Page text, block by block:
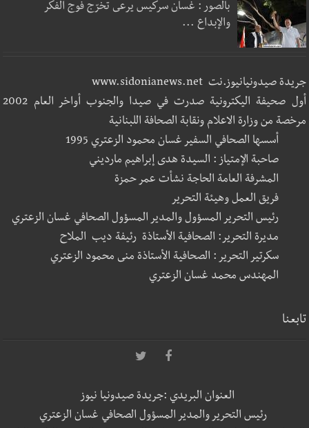
بالصور : غسان سركيس يرعى تخرّج فوج الفكر
والإبداع ...
جريدة صيدونيانيوز.نت www.sidonianews.net
أول صحيفة اليكترونية صدرت في صيدا والجنوب أواخر العام 2002
مرخصة من وزارة الاعلام ونقابة الصحافة اللبنانية
أسسها الصحافي السفير غسان محمود الزعتري 1995
صاحبة الإمتياز : السيدة هدى إبراهيم مارديني
المشرفة العامة الحاجة نشأت عمر حمزة
فريق العمل وهيئة التحرير
رئيس التحرير المسؤول والمدير المسؤول الصحافي غسان الزعتري
مديرة التحرير: الصحافية الأستاذة رئيفة ديب الملاح
سكرتير التحرير : الصحافية الأستاذة منى محمود الزعتري
المهندس محمد غسان الزعتري
تابعنا
العنوان البريدي :جريدة صيدونيا نيوز
رئيس التحرير والمدير المسؤول الصحافي غسان الزعتري